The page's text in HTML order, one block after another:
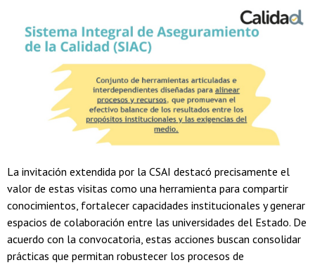
La invitación extendida por la CSAI destacó precisamente el
valor de estas visitas como una herramienta para compartir
conocimientos, fortalecer capacidades institucionales y generar
espacios de colaboración entre las universidades del Estado. De
acuerdo con la convocatoria, estas acciones buscan consolidar
prácticas que permitan robustecer los procesos de